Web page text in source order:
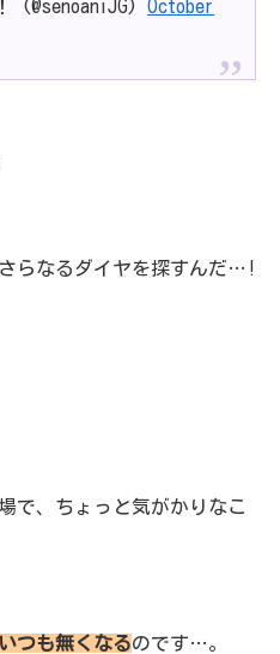
(@senoaniJG)October
らなるダイヤを探すんだ…!
で、ちょっと気がかりなこ
つも無くなるのです…。